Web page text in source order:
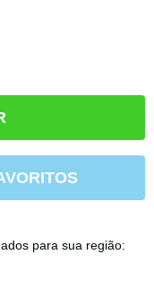
para sua região: